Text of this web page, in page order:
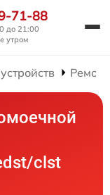
71-88
до 21:00
утром
clst